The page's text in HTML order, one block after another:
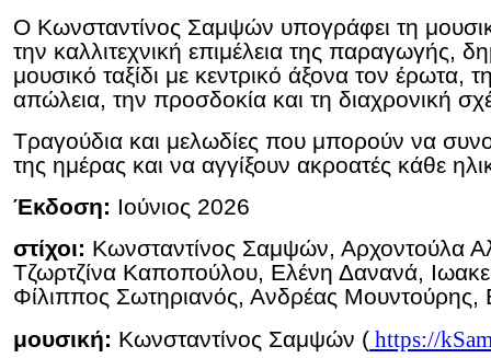
Ο Κωνσταντίνος Σαμψών υπογράφει τη
την καλλιτεχνική επιμέλεια της παραγωγής,
μουσικό ταξίδι με κεντρικό άξονα τον έρωτα,
απώλεια, την προσδοκία και τη διαχρονική
Τραγούδια και μελωδίες που μπορούν να
της ημέρας και να αγγίξουν ακροατές κάθε
Έκδοση: Ιούνιος 2026
στίχοι: Κωνσταντίνος Σαμψών, Αρχοντούλα
Τζωρτζίνα Καποπούλου, Ελένη Δανανά,
Φίλιππος Σωτηριανός, Ανδρέας
μουσική: Κωνσταντίνος Σαμψών ( https://